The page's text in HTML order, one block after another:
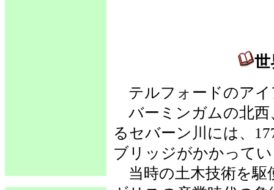
世
テルフォードのアイ
バーミンガムの北西
るセバーン川には、
ブリッジがかかって
当時の土木技術を駆